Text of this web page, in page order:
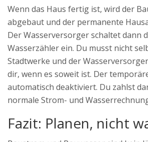
Wenn das Haus fertig ist, wird der
abgebaut und der permanente
Der Wasserversorger schaltet dann
Wasserzähler ein. Du musst nicht
Stadtwerke und der
dir, wenn es soweit ist. Der
automatisch deaktiviert. Du zahlst
normale Strom- und
Fazit: Planen, nicht